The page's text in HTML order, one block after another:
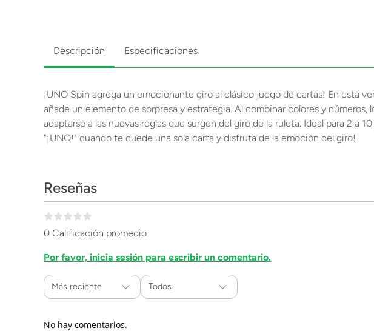
Descripción Especificaciones
¡UNO Spin agrega un emocionante giro al clásico juego de cartas! En esta
añade un elemento de sorpresa y estrategia. Al combinar colores y
adaptarse a las nuevas reglas que surgen del giro de la ruleta. Ideal para 2 a
"¡UNO!" cuando te quede una sola carta y disfruta de la emoción del giro!
Reseñas
0 Calificación promedio
Por favor, inicia sesión para escribir un comentario.
Más reciente Todos
No hay comentarios.